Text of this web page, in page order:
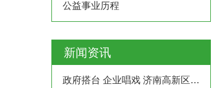
公益事业历程
新闻资讯
政府搭台 企业唱戏 济南高新区创业服务中心为企业及时搭建供需平台